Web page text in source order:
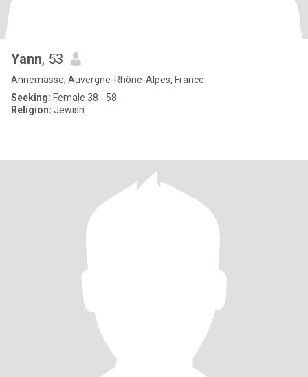
Yann, 53
Annemasse, Auvergne-Rhône-Alpes, France
Seeking: Female 38 - 58
Religion: Jewish